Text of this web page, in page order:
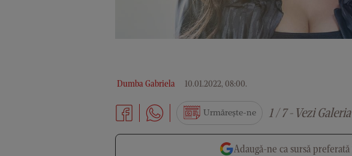
Dumba Gabriela 10.01.2022, 08:00.
Urmărește-ne 1 / 7 - Vezi
Adaugă-ne ca sursă preferată